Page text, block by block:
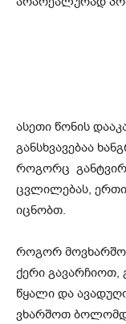
ასეთი წონის
განსხვავებაა
როგორც
ცვლილებას, ერთი
იცნობთ.
როგორ
ქერი გავარჩიოთ,
წყალი და
ვხარშოთ